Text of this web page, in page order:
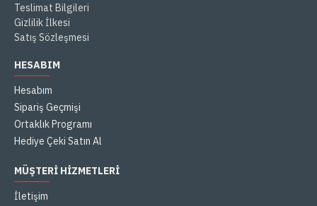
Teslimat Bilgileri
Gizlilik İlkesi
Satış Sözleşmesi
HESABIM
Hesabım
Sipariş Geçmişi
Ortaklık Programı
Hediye Çeki Satın Al
MÜŞTERI HIZMETLERI
İletişim